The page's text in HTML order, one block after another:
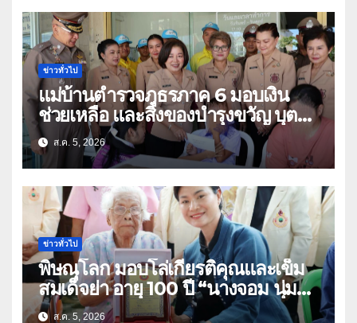
ข่าวทั่วไป
แม่บ้านตำรวจภูธรภาค 6 มอบเงิน
ช่วยเหลือ และสิ่งของบำรุงขวัญ บุตร-
ธิดา ข้าราชการตำรวจจังหวัด
อุทัยธานี
ส.ค. 5, 2026
ข่าวทั่วไป
พิษณุโลก มอบโล่เกียรติคุณและเข็ม
สมเด็จย่า อายุ 100 ปี “นางจอม นุ่ม
เนตร” ตำบลบ้านกร่าง อำเภอเมือง
ส.ค. 5, 2026